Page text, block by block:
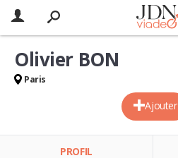
Ajouter
Olivier BON
Paris
PROFIL